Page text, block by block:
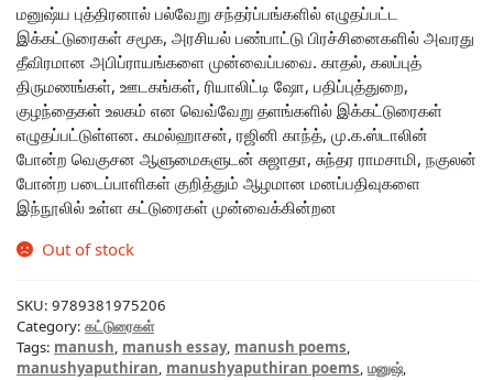
was:
₹130.00.
is:
₹117.00.
மனுஷ்ய புத்திரனால் பல்வேறு சந்தர்ப்பங்களில் எழுதப்பட்ட
இக்கட்டுரைகள் சமூக, அரசியல் பண்பாட்டு பிரச்சினைகளில் அவரது
தீவிரமான அபிப்ராயங்களை முன்வைப்பவை. காதல், கலப்புத்
திருமணங்கள், ஊடகங்கள், ரியாலிட்டி ஷோ, பதிப்புத்துறை,
குழந்தைகள் உலகம் என வெவ்வேறு தளங்களில் இக்கட்டுரைகள்
எழுதப்பட்டுள்ளன. கமல்ஹாசன், ரஜினி காந்த், மு.க.ஸ்டாலின்
போன்ற வெகுசன ஆளுமைகளுடன் சுஜாதா, சுந்தர ராமசாமி, நகுலன்
போன்ற படைப்பாளிகள் குறித்தும் ஆழமான மனப்பதிவுகளை
இந்நூலில் உள்ள கட்டுரைகள் முன்வைக்கின்றன
Out of stock
SKU: 9789381975206
Category: கட்டுரைகள்
Tags: manush, manush essay, manush poems,
manushyaputhiran, manushyaputhiran poems, மனுஷ்,